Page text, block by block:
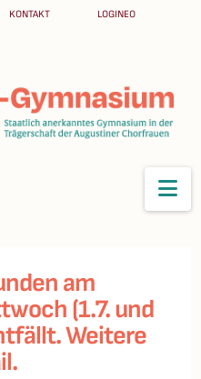
KONTAKT LOGINEO
am
(1.7. und
Weitere